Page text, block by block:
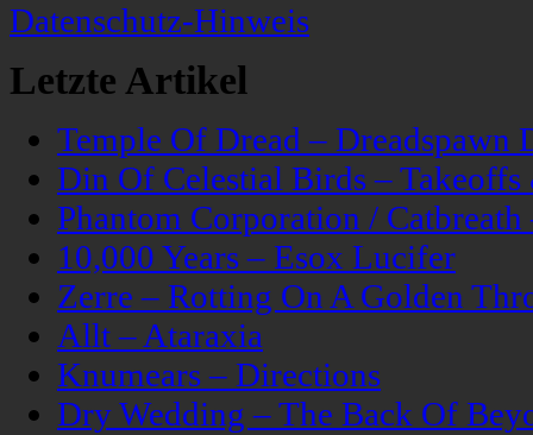
Datenschutz-Hinweis
Letzte Artikel
Temple Of Dread – Dreadspawn
Din Of Celestial Birds –
Phantom Corporation /
10,000 Years – Esox Lucifer
Zerre – Rotting On A Golden
Allt – Ataraxia
Knumears – Directions
Dry Wedding – The Back Of